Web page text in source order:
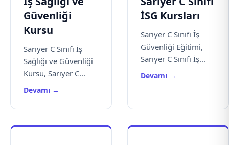
Güvenliği
Kursu
Sarıyer C Sınıfı İş
Sağlığı ve Güvenliği
Kursu, Sarıyer C...
Devamı →
İSG Kursları
Sarıyer C Sınıfı İş
Güvenliği Eğitimi,
Sarıyer C Sınıfı İş...
Devamı →